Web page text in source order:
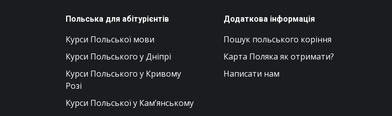
Польська для абітурієнтів
Курси Польської мови
Курси Польського у Дніпрі
Курси Польського у Кривому
Розі
Курси Польської у Кам’янському
Додаткова інформація
Пошук польського коріння
Карта Поляка як отримати?
Написати нам